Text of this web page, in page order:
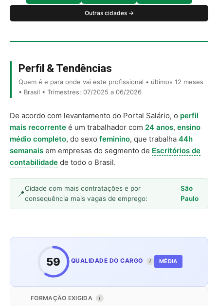
Outras cidades →
Perfil & Tendências
Quem é e para onde vai este profissional • últimos 12 meses
• Brasil • Trimestres: 07/2025 a 06/2026
De acordo com levantamento do Portal Salário, o perfil
mais recorrente é um trabalhador com 24 anos, ensino
médio completo, do sexo feminino, que trabalha 44h
semanais em empresas do segmento de Escritórios de
contabilidade de todo o Brasil.
Cidade com mais contratações e por
consequência mais vagas de emprego:
São
Paulo
59 QUALIDADE DO CARGO I MÉDIA
FORMAÇÃO EXIGIDA I